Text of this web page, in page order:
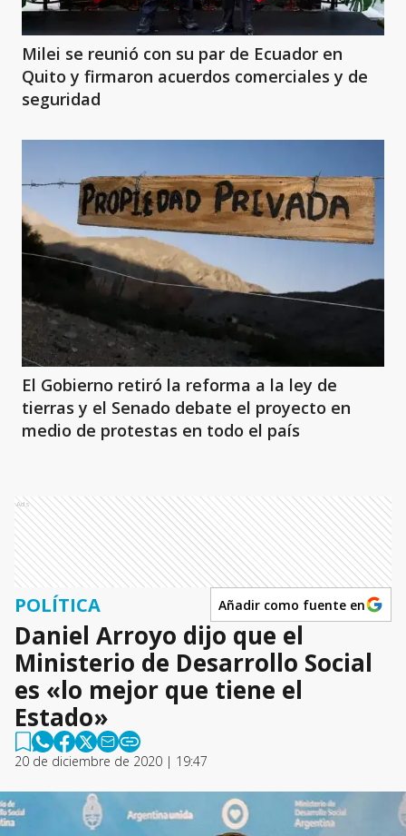
Milei se reunió con su par de Ecuador en
Quito y firmaron acuerdos comerciales y de
seguridad
El Gobierno retiró la reforma a la ley de
tierras y el Senado debate el proyecto en
medio de protestas en todo el país
Ads
POLÍTICA Añadir como fuente en
Daniel Arroyo dijo que el
Ministerio de Desarrollo Social
es «lo mejor que tiene el
Estado»
20 de diciembre de 2020 | 19:47